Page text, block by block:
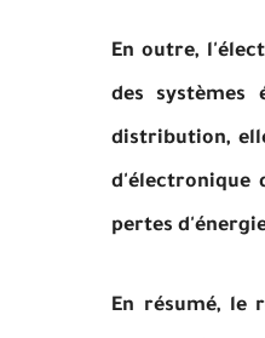
En outre,
des
distribution,
d'électronique
pertes
En résumé, le